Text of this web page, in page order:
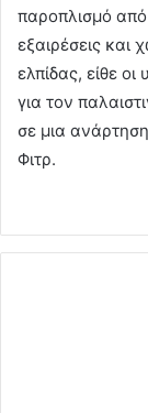
παροπλισμό
εξαιρέσεις και
ελπίδας, είθε
για τον
σε μια
Φιτρ.